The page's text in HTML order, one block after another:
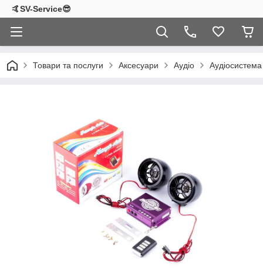
🤙SV-Service😎
Товари та послуги Аксесуари Аудіо